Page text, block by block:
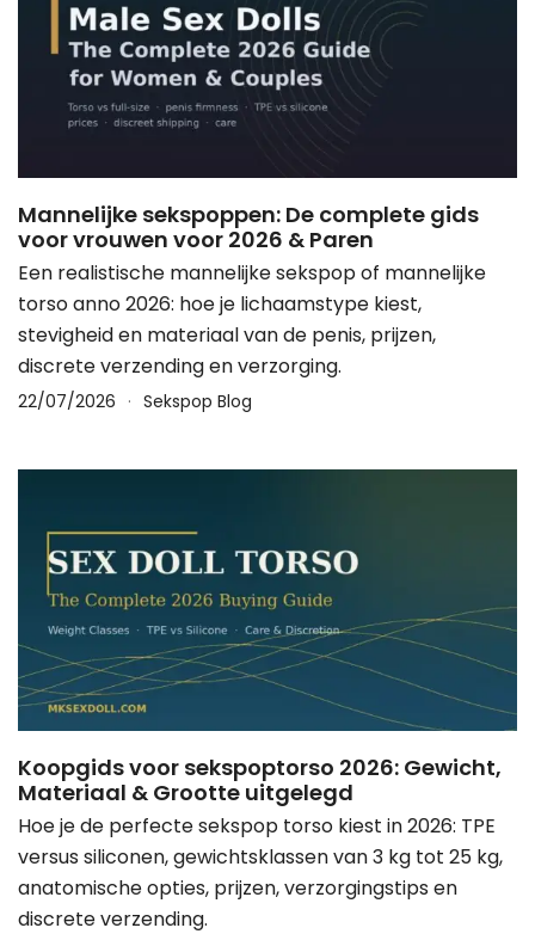
Mannelijke sekspoppen: De complete gids
voor vrouwen voor 2026 & Paren
Een realistische mannelijke sekspop of mannelijke
torso anno 2026: hoe je lichaamstype kiest,
stevigheid en materiaal van de penis, prijzen,
discrete verzending en verzorging.
22/07/2026 Sekspop Blog
Koopgids voor sekspoptorso 2026: Gewicht,
Materiaal & Grootte uitgelegd
Hoe je de perfecte sekspop torso kiest in 2026: TPE
versus siliconen, gewichtsklassen van 3 kg tot 25 kg,
anatomische opties, prijzen, verzorgingstips en
discrete verzending.